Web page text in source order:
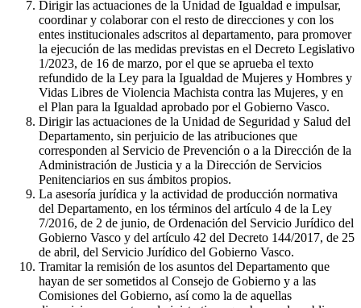
Dirigir las actuaciones de la Unidad de Igualdad e impulsar,
coordinar y colaborar con el resto de direcciones y con los
entes institucionales adscritos al departamento, para promover
la ejecución de las medidas previstas en el Decreto Legislativo
1/2023, de 16 de marzo, por el que se aprueba el texto
refundido de la Ley para la Igualdad de Mujeres y Hombres y
Vidas Libres de Violencia Machista contra las Mujeres, y en
el Plan para la Igualdad aprobado por el Gobierno Vasco.
Dirigir las actuaciones de la Unidad de Seguridad y Salud del
Departamento, sin perjuicio de las atribuciones que
corresponden al Servicio de Prevención o a la Dirección de la
Administración de Justicia y a la Dirección de Servicios
Penitenciarios en sus ámbitos propios.
La asesoría jurídica y la actividad de producción normativa
del Departamento, en los términos del artículo 4 de la Ley
7/2016, de 2 de junio, de Ordenación del Servicio Jurídico del
Gobierno Vasco y del artículo 42 del Decreto 144/2017, de 25
de abril, del Servicio Jurídico del Gobierno Vasco.
Tramitar la remisión de los asuntos del Departamento que
hayan de ser sometidos al Consejo de Gobierno y a las
Comisiones del Gobierno, así como la de aquellas